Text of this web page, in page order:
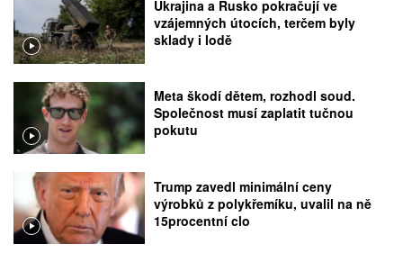
Ukrajina a Rusko pokračují ve
vzájemných útocích, terčem byly
sklady i lodě
Meta škodí dětem, rozhodl soud.
Společnost musí zaplatit tučnou
pokutu
Trump zavedl minimální ceny
výrobků z polykřemíku, uvalil na ně
15procentní clo